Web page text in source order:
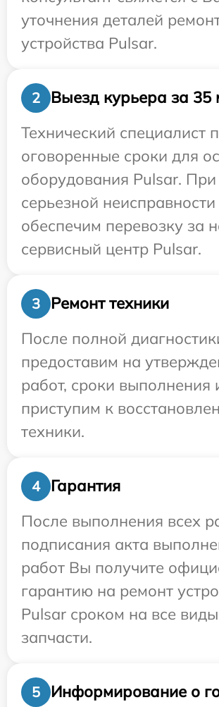
уточнения деталей
устройства Pulsar.
2
Выезд курьера за 35
Технический специалист
оговоренные сроки для
оборудования Pulsar. При
серьезной
обеспечим перевозку за
сервисный центр Pulsar.
3
Ремонт техники
После полной
предоставим на
работ, сроки выполнения
приступим к
техники.
4
Гарантия
После выполнения всех
подписания акта
работ Вы получите
гарантию на ремонт
Pulsar сроком на все
запчасти.
5 Информирование о